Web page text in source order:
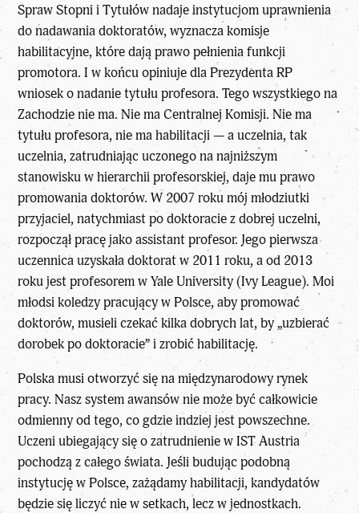
Spraw Stopni i Tytułów nadaje instytucjom uprawnienia
do nadawania doktoratów, wyznacza komisje
habilitacyjne, które dają prawo pełnienia funkcji
promotora. I w końcu opiniuje dla Prezydenta RP
wniosek o nadanie tytułu profesora. Tego wszystkiego na
Zachodzie nie ma. Nie ma Centralnej Komisji. Nie ma
tytułu profesora, nie ma habilitacji — a uczelnia, tak
uczelnia, zatrudniając uczonego na najniższym
stanowisku w hierarchii profesorskiej, daje mu prawo
promowania doktorów. W 2007 roku mój młodziutki
przyjaciel, natychmiast po doktoracie z dobrej uczelni,
rozpoczął pracę jako assistant profesor. Jego pierwsza
uczennica uzyskała doktorat w 2011 roku, a od 2013
roku jest profesorem w Yale University (Ivy League). Moi
młodsi koledzy pracujący w Polsce, aby promować
doktorów, musieli czekać kilka dobrych lat, by „uzbierać
dorobek po doktoracie” i zrobić habilitację.
Polska musi otworzyć się na międzynarodowy rynek
pracy. Nasz system awansów nie może być całkowicie
odmienny od tego, co gdzie indziej jest powszechne.
Uczeni ubiegający się o zatrudnienie w IST Austria
pochodzą z całego świata. Jeśli budując podobną
instytucję w Polsce, zażądamy habilitacji, kandydatów
będzie się liczyć nie w setkach, lecz w jednostkach.